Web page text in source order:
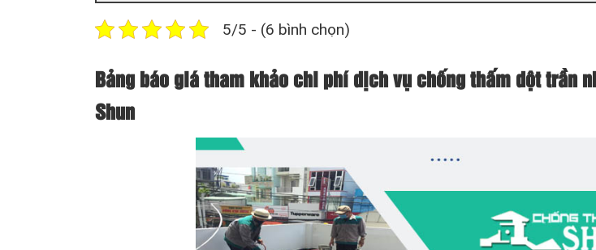
5/5 - (6 bình chọn)
Bảng báo giá tham khảo chi phí dịch vụ chống thấm dột trần
Shun